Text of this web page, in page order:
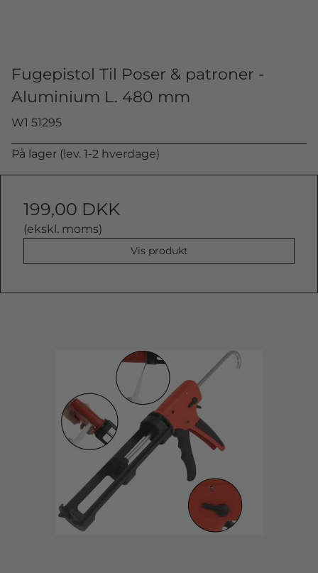
Fugepistol Til Poser & patroner -
Aluminium L. 480 mm
W1 51295
På lager (lev. 1-2 hverdage)
199,00 DKK
(ekskl. moms)
Vis produkt